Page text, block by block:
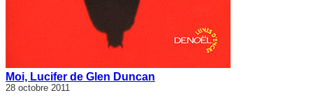
Moi, Lucifer de Glen Duncan
28 octobre 2011